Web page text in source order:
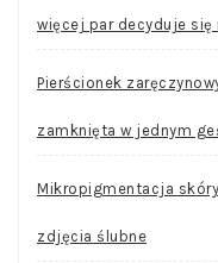
więcej par decyduje się
Pierścionek
zamknięta w jednym
Mikropigmentacja
zdjęcia ślubne